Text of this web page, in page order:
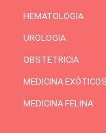
HEMATOLOGIA
UROLOGIA
OBSTETRICIA
MEDICINA EXÓTICOS
MEDICINA FELINA